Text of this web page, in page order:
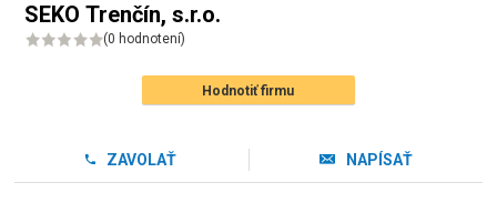
SEKO Trenčín, s.r.o.
(0 hodnotení)
Hodnotiť firmu
ZAVOLAŤ NAPÍSAŤ